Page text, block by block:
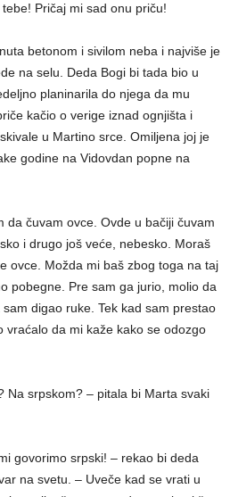
Pričaj mi sad onu priču!
betonom i sivilom neba i najviše je
na selu. Deda Bogi bi tada bio u
planinarila do njega da mu
kačio o verige iznad ognjišta i
u Martino srce. Omiljena joj je
godine na Vidovdan popne na
da čuvam ovce. Ovde u bačiji čuvam
i drugo još veće, nebesko. Moraš
ovce. Možda mi baš zbog toga na taj
pobegne. Pre sam ga jurio, molio da
digao ruke. Tek kad sam prestao
vraćalo da mi kaže kako se odozgo
Na srpskom? – pitala bi Marta svaki
govorimo srpski! – rekao bi deda
na svetu. – Uveče kad se vrati u